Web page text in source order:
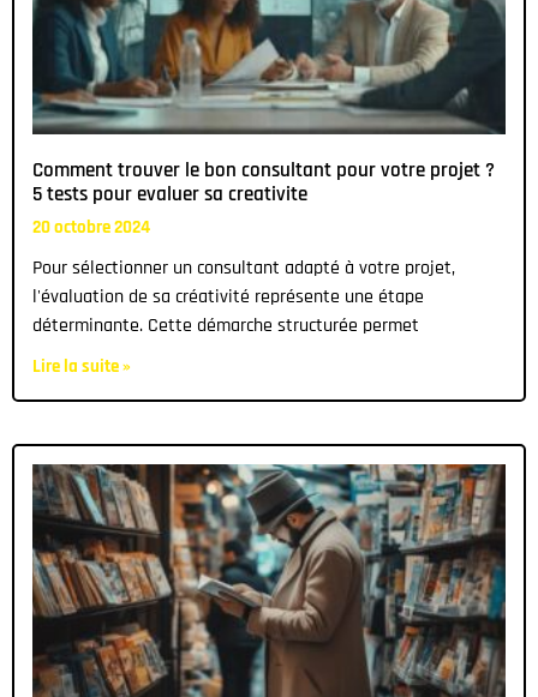
Comment trouver le bon consultant pour votre projet ?
5 tests pour evaluer sa creativite
20 octobre 2024
Pour sélectionner un consultant adapté à votre projet,
l'évaluation de sa créativité représente une étape
déterminante. Cette démarche structurée permet
Lire la suite »